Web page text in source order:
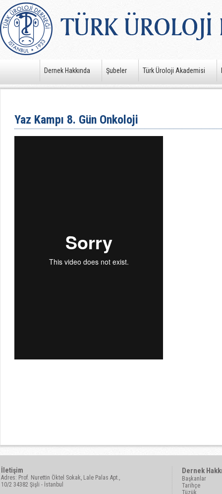
Dernek Hakkında Şubeler Türk Üroloji Akademisi
Yaz Kampı 8. Gün Onkoloji
İletişim
Adres: Prof. Nurettin Öktel Sokak, Lale Palas Apt.,
10/2 34382 Şişli - İstanbul
Dernek
Başkanlar
Tarihçe
Tüzük